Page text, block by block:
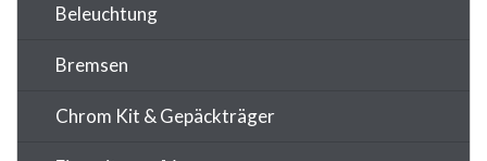
Beleuchtung
Bremsen
Chrom Kit & Gepäckträger